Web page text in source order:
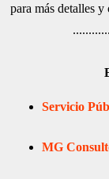
para más detalles
Servicio
MG